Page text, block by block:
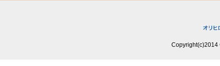
Copyright(c)2014